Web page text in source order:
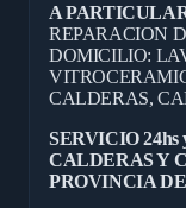
A
REPARACION
DOMICILIO:
CALDERAS,
SERVICIO
CALDERAS Y
PROVINCIA